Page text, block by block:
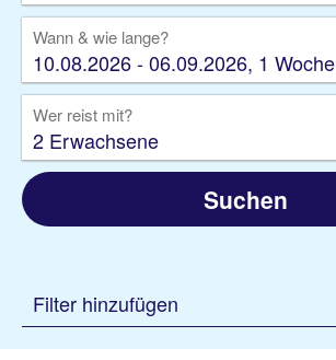
Wann & wie lange?
10.08.2026 - 06.09.2026, 1 Woche
Wer reist mit?
2 Erwachsene
Suchen
Filter hinzufügen